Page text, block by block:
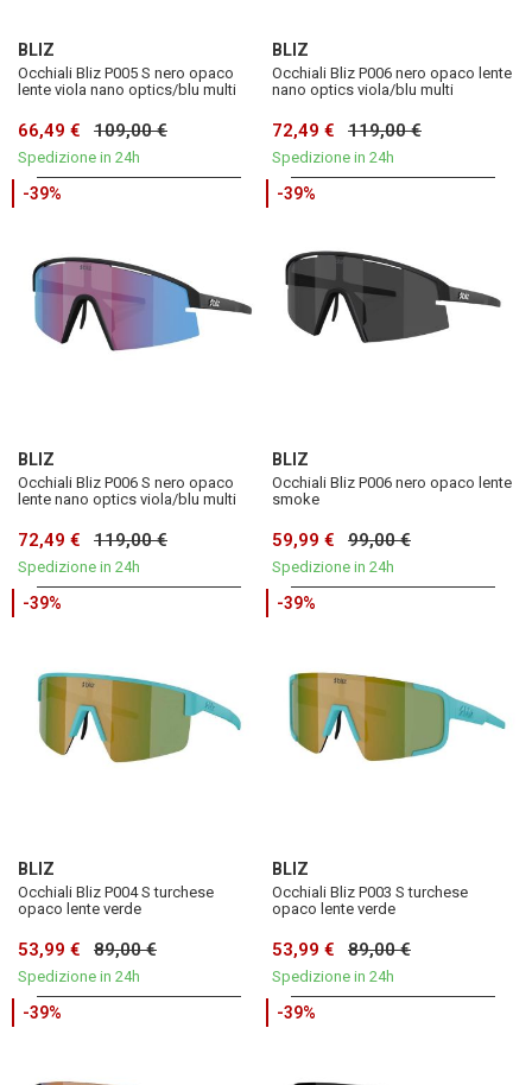
BLIZ
Occhiali Bliz P005 S nero opaco
lente viola nano optics/blu multi
66,49 € 109,00 €
Spedizione in 24h
BLIZ
Occhiali Bliz P006 nero opaco lente
nano optics viola/blu multi
72,49 € 119,00 €
Spedizione in 24h
-39%
BLIZ
Occhiali Bliz P006 S nero opaco
lente nano optics viola/blu multi
72,49 € 119,00 €
Spedizione in 24h
-39%
BLIZ
Occhiali Bliz P006 nero opaco lente
smoke
59,99 € 99,00 €
Spedizione in 24h
-39%
BLIZ
Occhiali Bliz P004 S turchese
opaco lente verde
53,99 € 89,00 €
Spedizione in 24h
-39%
BLIZ
Occhiali Bliz P003 S turchese
opaco lente verde
53,99 € 89,00 €
Spedizione in 24h
-39% -39%